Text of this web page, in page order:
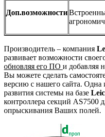
Доп.возможности
Производитель – компания
развивает возможности
обновляя его ПО и добавляя
Вы можете сделать
версию с нашего сайта. Одна
развития системы на базе
контроллера секций AS7500
опрыскивания Ваших полей.